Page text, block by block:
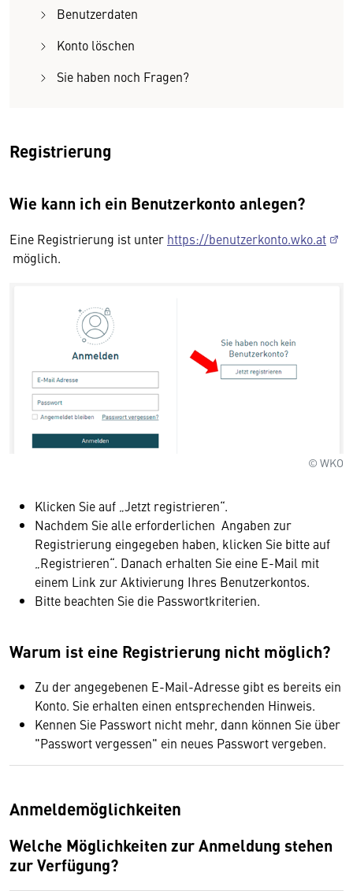
Benutzerdaten
Konto löschen
Sie haben noch Fragen?
Registrierung
Wie kann ich ein Benutzerkonto anlegen?
Eine Registrierung ist unter https://benutzerkonto.wko.at
möglich.
© WKO
Klicken Sie auf „Jetzt registrieren“.
Nachdem Sie alle erforderlichen Angaben zur
Registrierung eingegeben haben, klicken Sie bitte auf
„Registrieren“. Danach erhalten Sie eine E-Mail mit
einem Link zur Aktivierung Ihres Benutzerkontos.
Bitte beachten Sie die Passwortkriterien.
Warum ist eine Registrierung nicht möglich?
Zu der angegebenen E-Mail-Adresse gibt es bereits ein
Konto. Sie erhalten einen entsprechenden Hinweis.
Kennen Sie Passwort nicht mehr, dann können Sie über
"Passwort vergessen" ein neues Passwort vergeben.
Anmeldemöglichkeiten
Welche Möglichkeiten zur Anmeldung stehen
zur Verfügung?